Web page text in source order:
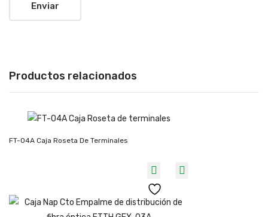
Productos relacionados
FT-04A Caja Roseta De Terminales